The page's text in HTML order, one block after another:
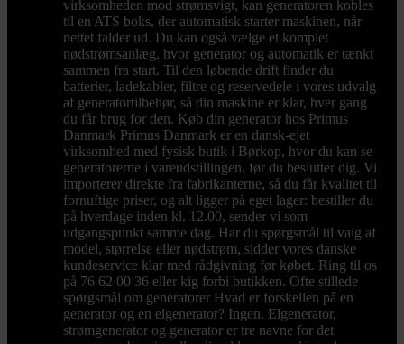
virksomheden mod strømsvigt, kan generatoren kobles
til en ATS boks, der automatisk starter maskinen, når
nettet falder ud. Du kan også vælge et komplet
nødstrømsanlæg, hvor generator og automatik er tænkt
sammen fra start. Til den løbende drift finder du
batterier, ladekabler, filtre og reservedele i vores udvalg
af generatortilbehør, så din maskine er klar, hver gang
du får brug for den. Køb din generator hos Primus
Danmark Primus Danmark er en dansk-ejet
virksomhed med fysisk butik i Børkop, hvor du kan se
generatorerne i vareudstillingen, før du beslutter dig. Vi
importerer direkte fra fabrikanterne, så du får kvalitet til
fornuftige priser, og alt ligger på eget lager: bestiller du
på hverdage inden kl. 12.00, sender vi som
udgangspunkt samme dag. Har du spørgsmål til valg af
model, størrelse eller nødstrøm, sidder vores danske
kundeservice klar med rådgivning før købet. Ring til os
på 76 62 00 36 eller kig forbi butikken. Ofte stillede
spørgsmål om generatorer Hvad er forskellen på en
generator og en elgenerator? Ingen. Elgenerator,
strømgenerator og generator er tre navne for det